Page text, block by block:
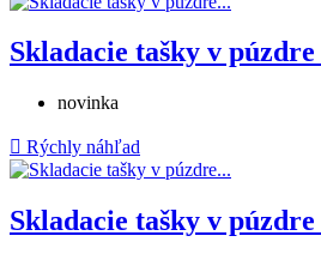
Skladacie tašky v
novinka
 Rýchly náhľad
Skladacie tašky v